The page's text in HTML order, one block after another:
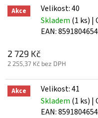
Akce
Velikost: 40
Skladem (1 ks) |
EAN:
2 729 Kč
2 255,37 Kč bez DPH
Akce
Velikost: 41
Skladem (1 ks) |
EAN: